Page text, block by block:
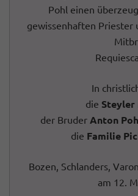
Pohl einen
gewissenhaften Priester
In
die Steyler
der BruderAnton
die Familie
Bozen, Schlanders,
am 12.